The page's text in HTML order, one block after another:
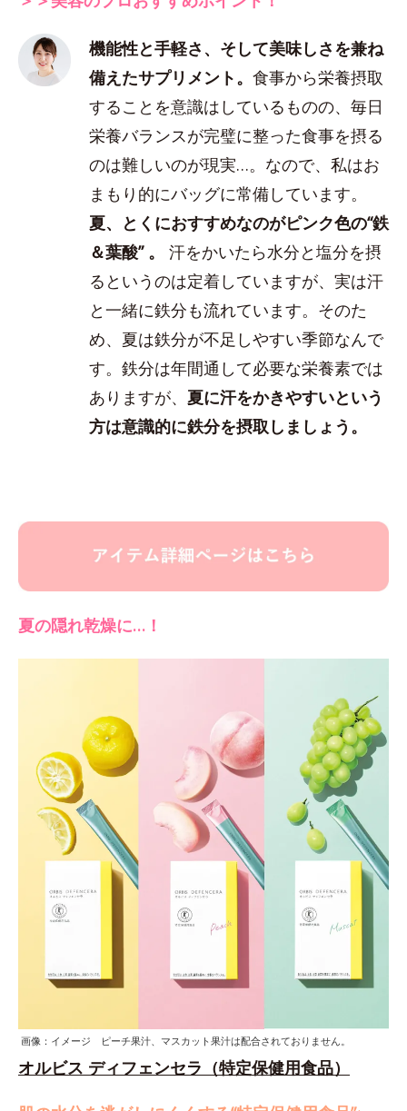
機能性と手軽さ、そして美味しさを兼ね
備えたサプリメント。食事から栄養摂取
することを意識はしているものの、毎日
栄養バランスが完璧に整った食事を摂る
のは難しいのが現実…。なので、私はお
まもり的にバッグに常備しています。
夏、とくにおすすめなのがピンク色の“鉄
＆葉酸” 。汗をかいたら水分と塩分を摂
るというのは定着していますが、実は汗
と一緒に鉄分も流れています。そのた
め、夏は鉄分が不足しやすい季節なんで
す。鉄分は年間通して必要な栄養素では
ありますが、 夏に汗をかきやすいという
方は意識的に鉄分を摂取しましょう。
夏の隠れ乾燥に…！
画像：イメージ ピーチ果汁、マスカット果汁は配合されておりません。
オルビス ディフェンセラ（特定保健用食品）